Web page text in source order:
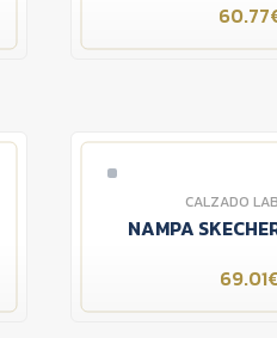
CALZADO
NAMPA